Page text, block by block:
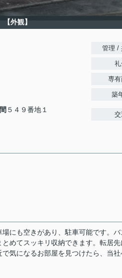
【外観】
５４９番地１
管理 /
礼
専
築
交
にも空きがあり、駐車可能です。
めてスッキリ収納できます。転居
気になるお部屋を見つけたら、当